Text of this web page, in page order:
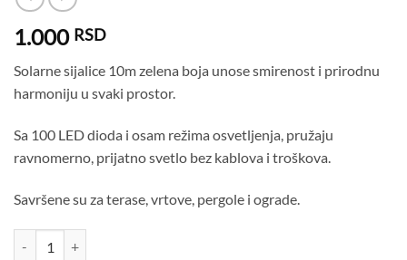
1.000 RSD
Solarne sijalice 10m zelena boja unose smirenost i prirodnu
harmoniju u svaki prostor.
Sa 100 LED dioda i osam režima osvetljenja, pružaju
ravnomerno, prijatno svetlo bez kablova i troškova.
Savršene su za terase, vrtove, pergole i ograde.